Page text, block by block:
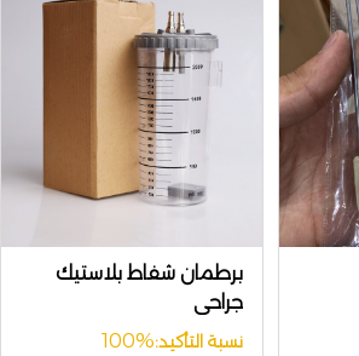
برطمان شفاط بلاستيك
جراحي
نسبة التأكيد:100%